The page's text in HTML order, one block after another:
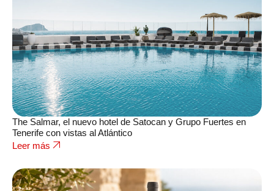
The Salmar, el nuevo hotel de Satocan y Grupo Fuertes en
Tenerife con vistas al Atlántico
Leer más